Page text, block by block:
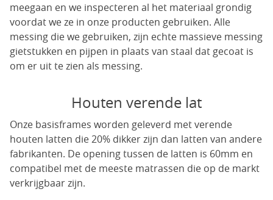
meegaan en we inspecteren al het materiaal grondig
voordat we ze in onze producten gebruiken. Alle
messing die we gebruiken, zijn echte massieve messing
gietstukken en pijpen in plaats van staal dat gecoat is
om er uit te zien als messing.
Houten verende lat
Onze basisframes worden geleverd met verende
houten latten die 20% dikker zijn dan latten van andere
fabrikanten. De opening tussen de latten is 60mm en
compatibel met de meeste matrassen die op de markt
verkrijgbaar zijn.